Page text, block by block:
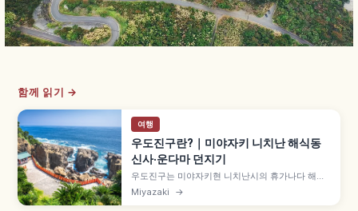
함께 읽기 →
여행
우도진구란?｜미야자키 니치난 해식동
신사·운다마 던지기
우도진구는 미야자키현 니치난시의 휴가나다 해안
절벽 해식동 안에 본전이 자리한 신사로, '쿠다리미
야(내려가는 신사)'로 알려져 있습니다. 본전 암굴은
Miyazaki →